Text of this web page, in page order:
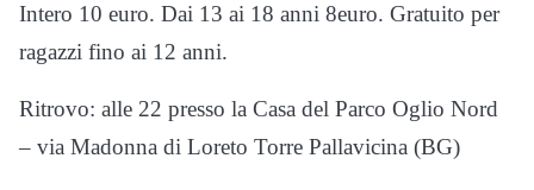
Intero 10 euro. Dai 13 ai 18 anni 8euro. Gratuito per
ragazzi fino ai 12 anni.
Ritrovo: alle 22 presso la Casa del Parco Oglio Nord
– via Madonna di Loreto Torre Pallavicina (BG)